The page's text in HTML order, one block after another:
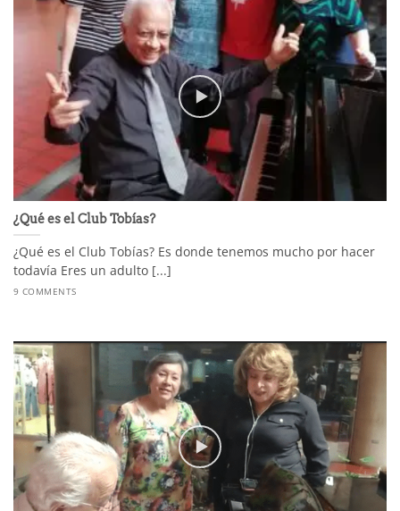
¿Qué es el Club Tobías?
¿Qué es el Club Tobías? Es donde tenemos mucho por hacer
todavía Eres un adulto [...]
9 COMMENTS